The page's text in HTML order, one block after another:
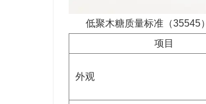
低聚木糖质量标准（35545）
项目
外观